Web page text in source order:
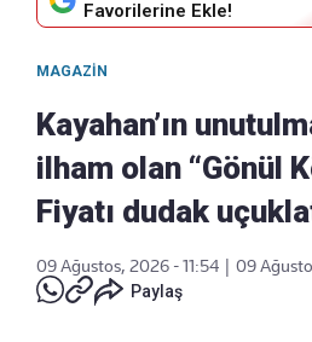
Favorilerine Ekle!
MAGAZIN
Kayahan’ın
ilham olan “Gönül
Fiyatı dudak
09 Ağustos, 2026 - 11:54
09
Paylaş